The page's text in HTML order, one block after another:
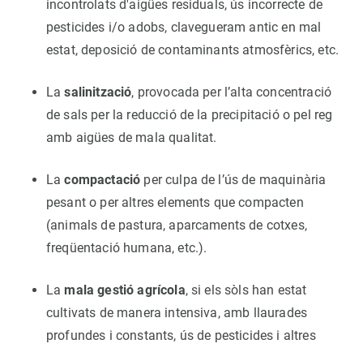
incontrolats d'aigües residuals, ús incorrecte de
pesticides i/o adobs, clavegueram antic en mal
estat, deposició de contaminants atmosfèrics, etc.
Lasalinització, provocada per l’alta concentració
de sals per la reducció de la precipitació o pel reg
amb aigües de mala qualitat.
Lacompactació per culpa de l’ús de maquinària
pesant o per altres elements que compacten
(animals de pastura, aparcaments de cotxes,
freqüentació humana, etc.).
Lamala gestió agrícola, si els sòls han estat
cultivats de manera intensiva, amb llaurades
profundes i constants, ús de pesticides i altres